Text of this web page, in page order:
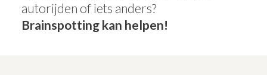
autorijden of iets anders?
Brainspotting kan helpen!